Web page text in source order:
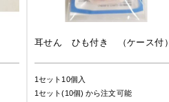
耳せん ひも付き （ケース付）
1セット10個入
1セット(10個)から注文可能